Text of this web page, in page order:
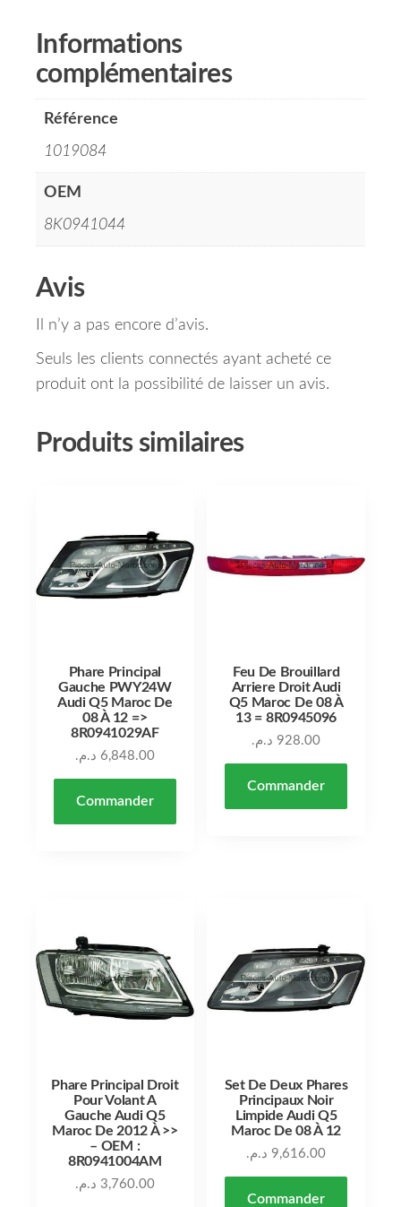
Informations
complémentaires
Référence
1019084
OEM
8K0941044
Avis
Il n’y a pas encore d’avis.
Seuls les clients connectés ayant acheté ce
produit ont la possibilité de laisser un avis.
Produits similaires
Phare Principal
Gauche PWY24W
Audi Q5 Maroc De
08 À 12 =>
8R0941029AF
6,848.00 د.م.
Commander
Feu De Brouillard
Arriere Droit Audi
Q5 Maroc De 08 À
13 = 8R0945096
928.00 د.م.
Commander
Phare Principal Droit
Pour Volant A
Gauche Audi Q5
Maroc De 2012 À >>
– OEM :
8R0941004AM
3,760.00 د.م.
Set De Deux Phares
Principaux Noir
Limpide Audi Q5
Maroc De 08 À 12
9,616.00 د.م.
Commander